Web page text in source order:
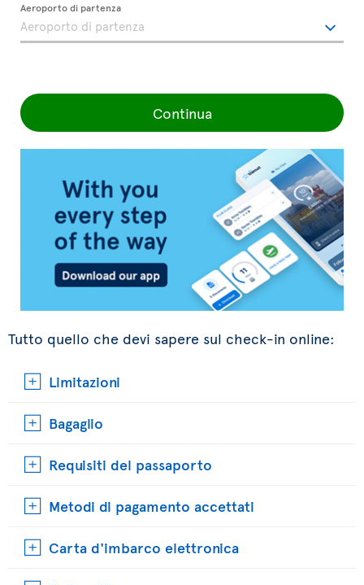
Aeroporto di partenza
Continua
Tutto quello che devi sapere sul check-in online:
Limitazioni
Bagaglio
Requisiti del passaporto
Metodi di pagamento accettati
Carta d'imbarco elettronica